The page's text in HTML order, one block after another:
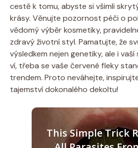
cestě k tomu, abyste si všimli
krásy. Věnujte pozornost péči o
vědomý výběr kosmetiky,
zdravý životní styl. Pamatujte, že
výsledkem nejen genetiky, ale i
ví, třeba se vaše červené fleky
trendem. Proto neváhejte,
tajemství dokonalého dekoltu!
This Simple Trick